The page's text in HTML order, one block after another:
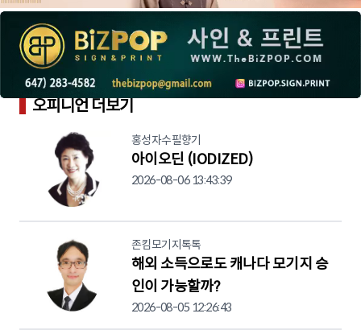
오피니언 더보기
홍성자수필향기
아이오딘 (IODIZED)
2026-08-06 13:43:39
존킴모기지톡톡
해외 소득으로도 캐나다 모기지 승
인이 가능할까?
2026-08-05 12:26:43